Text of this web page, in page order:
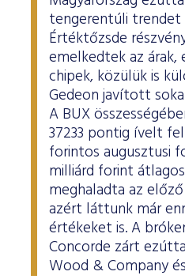
tengerentúli
Értéktőzsde
emelkedtek az árak,
chipek, közülük is
Gedeon javított
A BUX
37233 pontig ívelt
forintos augusztusi
milliárd forint
meghaladta az
azért láttunk már
értékeket is. A
Concorde zárt
Wood & Company